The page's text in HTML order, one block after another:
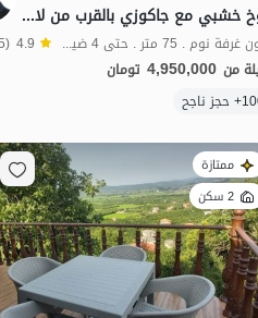
على الخريطة
جميل
كوخ خشبي مع جاكوزي بالقرب من لافور - كوخ 1
بدون غرفة نوم . 75 متر . حتى 4 ضيف 4.9 (85 تعليق)
من 4,950,000 تومان
ناجح
ممتازة
2 سكن